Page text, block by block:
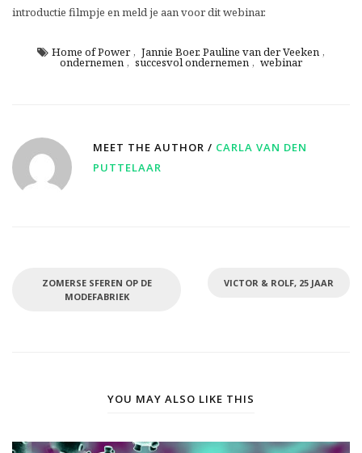
introductie filmpje en meld je aan voor dit webinar.
Home of Power , Jannie Boer. Pauline van der Veeken ,
ondernemen , succesvol ondernemen , webinar
MEET THE AUTHOR / CARLA VAN DEN
PUTTELAAR
ZOMERSE SFEREN OP DE
MODEFABRIEK
VICTOR & ROLF, 25 JAAR
YOU MAY ALSO LIKE THIS